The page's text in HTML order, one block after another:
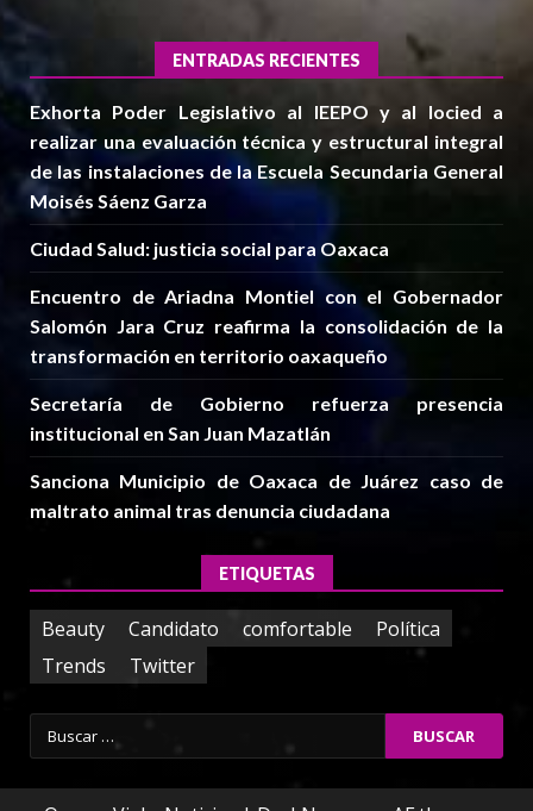
ENTRADAS RECIENTES
Exhorta Poder Legislativo al IEEPO y al Iocied a
realizar una evaluación técnica y estructural integral
de las instalaciones de la Escuela Secundaria General
Moisés Sáenz Garza
Ciudad Salud: justicia social para Oaxaca
Encuentro de Ariadna Montiel con el Gobernador
Salomón Jara Cruz reafirma la consolidación de la
transformación en territorio oaxaqueño
Secretaría de Gobierno refuerza presencia
institucional en San Juan Mazatlán
Sanciona Municipio de Oaxaca de Juárez caso de
maltrato animal tras denuncia ciudadana
ETIQUETAS
Beauty Candidato comfortable
Política
Trends
Twitter
Buscar: